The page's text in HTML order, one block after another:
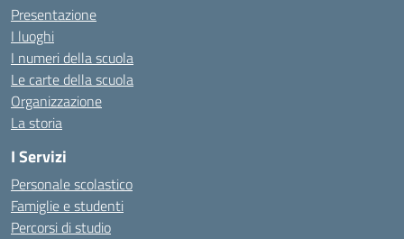
Presentazione
I luoghi
I numeri della scuola
Le carte della scuola
Organizzazione
La storia
I Servizi
Personale scolastico
Famiglie e studenti
Percorsi di studio